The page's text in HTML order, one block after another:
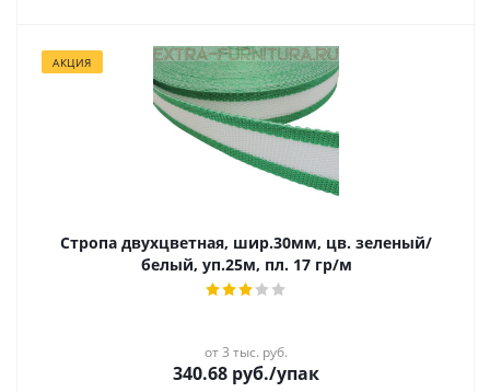
АКЦИЯ
Стропа двухцветная, шир.30мм, цв. зеленый/
белый, уп.25м, пл. 17 гр/м
от 3 тыс. руб.
340.68 руб./упак